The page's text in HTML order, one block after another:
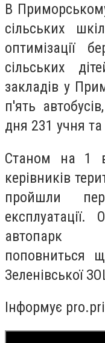
В
сільських
оптимізації
сільських
закладів у
п'ять
дня 231 учня та
Станом на 1
керівників
пройшли
автопарк
поповниться
Зеленівської
Інформує